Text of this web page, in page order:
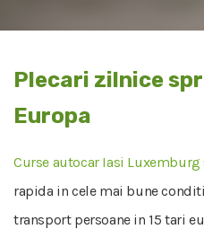
Plecari zilnice
Europa
Curse autocar Iasi Luxemburg
rapida in cele mai bune
transport persoane in 15 tari